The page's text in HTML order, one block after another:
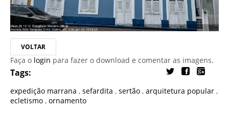
VOLTAR
Faça o login para fazer o download e comentar as imagens.
Tags:
expedição marrana , sefardita , sertão , arquitetura popular ,
ecletismo , ornamento